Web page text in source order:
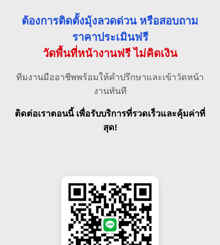
ต้องการติดตั้งมุ้งลวดด่วน หรือสอบถาม
ราคาประเมินฟรี
วัดพื้นที่หน้างานฟรี ไม่คิดเงิน
ทีมงานมืออาชีพพร้อมให้คำปรึกษาและเข้าวัดหน้า
งานทันที
ติดต่อเราตอนนี้ เพื่อรับบริการที่รวดเร็วและคุ้มค่าที่
สุด!